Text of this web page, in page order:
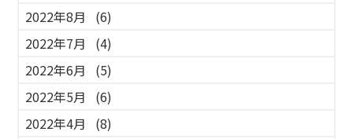
2022年8月
(6)
2022年7月
(4)
2022年6月
(5)
2022年5月
(6)
2022年4月
(8)